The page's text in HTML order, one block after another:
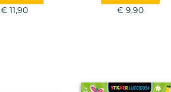
€ 11,90 € 9,90